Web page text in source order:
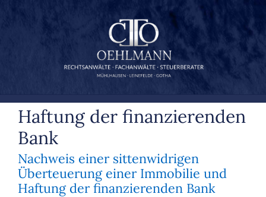
Haftung der finanzierenden
Bank
Nachweis einer sittenwidrigen
Überteuerung einer Immobilie und
Haftung der finanzierenden Bank